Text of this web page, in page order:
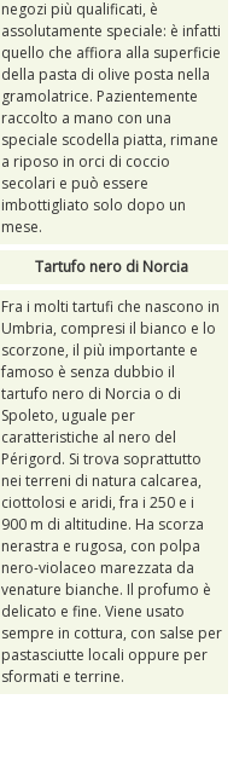
negozi più qualificati, è
assolutamente speciale: è infatti
quello che affiora alla superficie
della pasta di olive posta nella
gramolatrice. Pazientemente
raccolto a mano con una
speciale scodella piatta, rimane
a riposo in orci di coccio
secolari e può essere
imbottigliato solo dopo un
mese.
Tartufo nero di Norcia
Fra i molti tartufi che nascono in
Umbria, compresi il bianco e lo
scorzone, il più importante e
famoso è senza dubbio il
tartufo nero di Norcia o di
Spoleto, uguale per
caratteristiche al nero del
Périgord. Si trova soprattutto
nei terreni di natura calcarea,
ciottolosi e aridi, fra i 250 e i
900 m di altitudine. Ha scorza
nerastra e rugosa, con polpa
nero-violaceo marezzata da
venature bianche. Il profumo è
delicato e fine. Viene usato
sempre in cottura, con salse per
pastasciutte locali oppure per
sformati e terrine.